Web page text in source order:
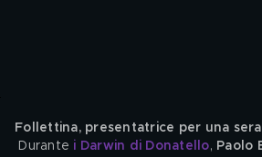
Follettina, presentatrice per una sera
Durante i Darwin di Donatello, Paolo